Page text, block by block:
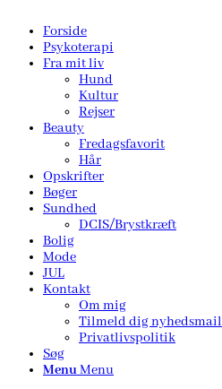
Forside
Psykoterapi
Fra mit liv
Hund
Kultur
Rejser
Beauty
Fredagsfavorit
Hår
Opskrifter
Bøger
Sundhed
DCIS/Brystkræft
Bolig
Mode
JUL
Kontakt
Om mig
Tilmeld dig nyhedsmail
Privatlivspolitik
Søg
MenuMenu